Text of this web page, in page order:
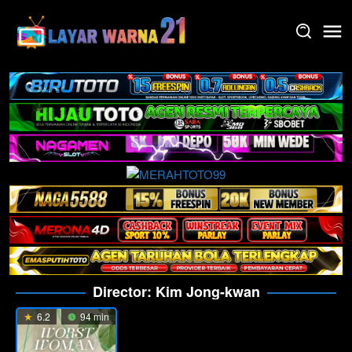
content
Director: Kim Jong-kwan
6.2 94 min